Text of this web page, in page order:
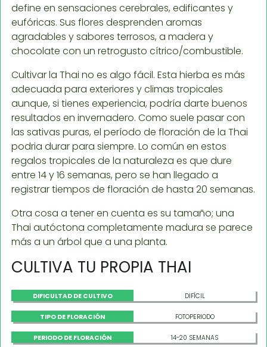
define en sensaciones cerebrales, edificantes y
eufóricas. Sus flores desprenden aromas
agradables y sabores terrosos, a madera y
chocolate con un retrogusto cítrico/combustible.
Cultivar la Thai no es algo fácil. Esta hierba es más
adecuada para exteriores y climas tropicales
aunque, si tienes experiencia, podría darte buenos
resultados en invernadero. Como suele pasar con
las sativas puras, el período de floración de la Thai
podria durar para siempre. Lo común en estos
regalos tropicales de la naturaleza es que dure
entre 14 y 16 semanas, pero se han llegado a
registrar tiempos de floración de hasta 20 semanas.
Otra cosa a tener en cuenta es su tamaño; una
Thai autóctona completamente madura se parece
más a un árbol que a una planta.
CULTIVA TU PROPIA THAI
DIFICULTAD DE CULTIVO DIFÍCIL
TIPO DE FLORACIÓN FOTOPERIODO
PERIODO DE FLORACIÓN 14-20 SEMANAS